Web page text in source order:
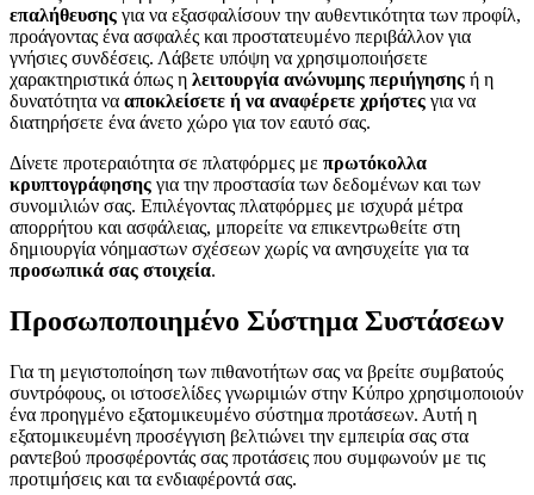
επαλήθευσης για να εξασφαλίσουν την αυθεντικότητα των προφίλ,
προάγοντας ένα ασφαλές και προστατευμένο περιβάλλον για
γνήσιες συνδέσεις. Λάβετε υπόψη να χρησιμοποιήσετε
χαρακτηριστικά όπως η λειτουργία ανώνυμης περιήγησης ή η
δυνατότητα να αποκλείσετε ή να αναφέρετε χρήστες για να
διατηρήσετε ένα άνετο χώρο για τον εαυτό σας.
Δίνετε προτεραιότητα σε πλατφόρμες με πρωτόκολλα
κρυπτογράφησης για την προστασία των δεδομένων και των
συνομιλιών σας. Επιλέγοντας πλατφόρμες με ισχυρά μέτρα
απορρήτου και ασφάλειας, μπορείτε να επικεντρωθείτε στη
δημιουργία νόημαστων σχέσεων χωρίς να ανησυχείτε για τα
προσωπικά σας στοιχεία.
Προσωποποιημένο Σύστημα Συστάσεων
Για τη μεγιστοποίηση των πιθανοτήτων σας να βρείτε συμβατούς
συντρόφους, οι ιστοσελίδες γνωριμιών στην Κύπρο χρησιμοποιούν
ένα προηγμένο εξατομικευμένο σύστημα προτάσεων. Αυτή η
εξατομικευμένη προσέγγιση βελτιώνει την εμπειρία σας στα
ραντεβού προσφέροντάς σας προτάσεις που συμφωνούν με τις
προτιμήσεις και τα ενδιαφέροντά σας.